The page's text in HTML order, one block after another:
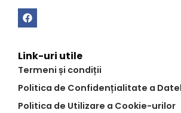
Link-uri utile
Termeni și condiții
Politica de Confidențialitate a
Politica de Utilizare a Cookie-urilor